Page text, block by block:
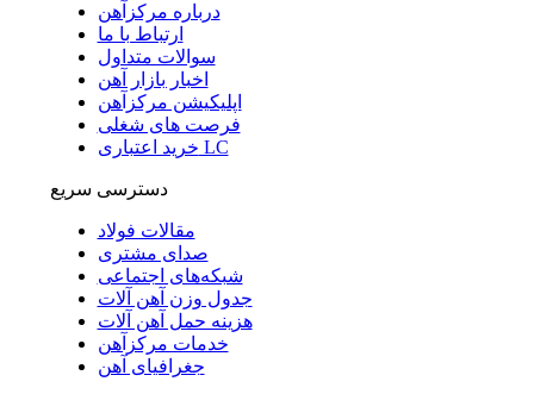
درباره مرکزآهن
ارتباط با ما
سوالات متداول
اخبار بازار آهن
اپلیکیشن مرکزآهن
فرصت های شغلی
خرید اعتباری LC
دسترسی سریع
مقالات فولاد
صدای مشتری
شبکه‌های اجتماعی
جدول وزن آهن آلات
هزینه حمل آهن آلات
خدمات مرکزآهن
جغرافیای آهن